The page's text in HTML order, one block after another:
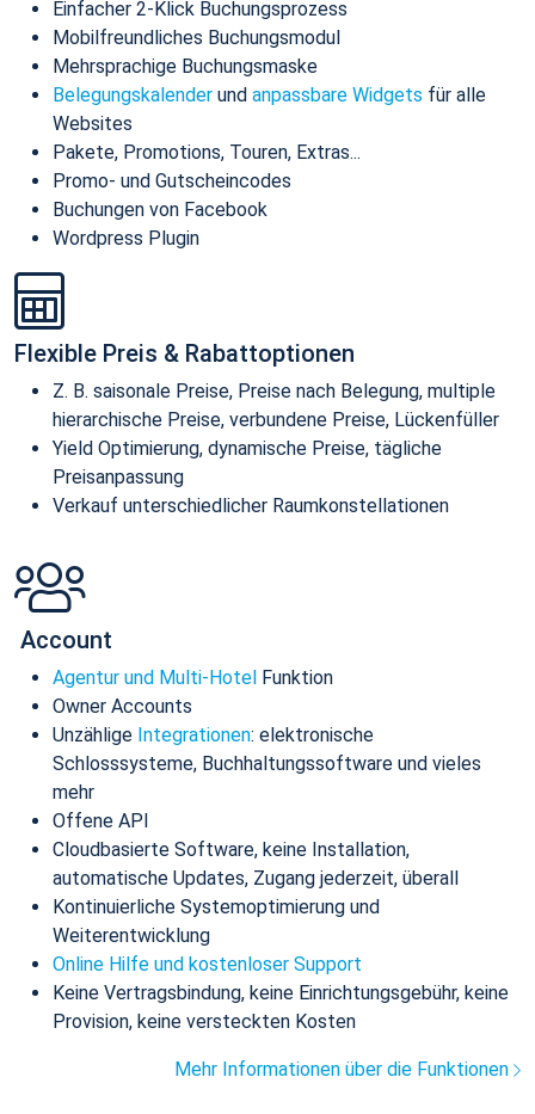
Einfacher 2-Klick Buchungsprozess
Mobilfreundliches Buchungsmodul
Mehrsprachige Buchungsmaske
Belegungskalender und anpassbare Widgets für alle
Websites
Pakete, Promotions, Touren, Extras...
Promo- und Gutscheincodes
Buchungen von Facebook
Wordpress Plugin
Flexible Preis & Rabattoptionen
Z. B. saisonale Preise, Preise nach Belegung, multiple
hierarchische Preise, verbundene Preise, Lückenfüller
Yield Optimierung, dynamische Preise, tägliche
Preisanpassung
Verkauf unterschiedlicher Raumkonstellationen
Account
Agentur und Multi-Hotel Funktion
Owner Accounts
Unzählige Integrationen: elektronische
Schlosssysteme, Buchhaltungssoftware und vieles
mehr
Offene API
Cloudbasierte Software, keine Installation,
automatische Updates, Zugang jederzeit, überall
Kontinuierliche Systemoptimierung und
Weiterentwicklung
Online Hilfe und kostenloser Support
Keine Vertragsbindung, keine Einrichtungsgebühr, keine
Provision, keine versteckten Kosten
Mehr Informationen über die Funktionen